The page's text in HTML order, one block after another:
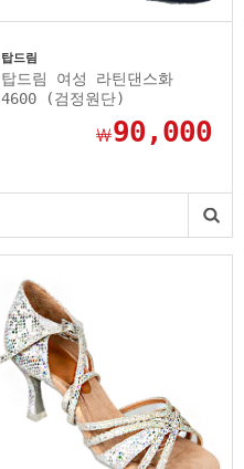
탑드림
탑드림 여성 라틴댄스화
4600 (검정원단)
￦90,000